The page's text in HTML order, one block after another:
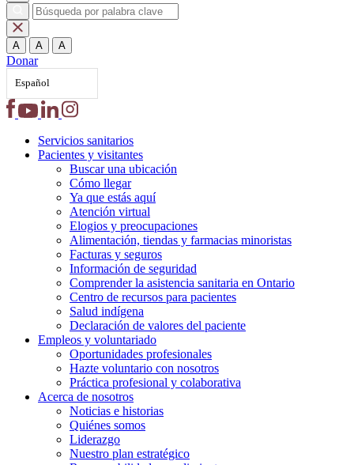
A A A
Donar
Español
Servicios sanitarios
Pacientes y visitantes
Buscar una ubicación
Cómo llegar
Ya que estás aquí
Atención virtual
Elogios y preocupaciones
Alimentación, tiendas y farmacias minoristas
Facturas y seguros
Información de seguridad
Comprender la asistencia sanitaria en Ontario
Centro de recursos para pacientes
Salud indígena
Declaración de valores del paciente
Empleos y voluntariado
Oportunidades profesionales
Hazte voluntario con nosotros
Práctica profesional y colaborativa
Acerca de nosotros
Noticias e historias
Quiénes somos
Liderazgo
Nuestro plan estratégico